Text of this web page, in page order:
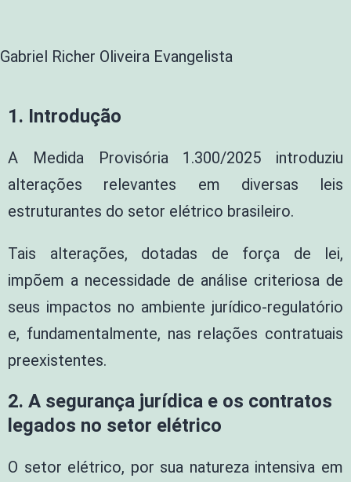
Gabriel Richer Oliveira Evangelista
1. Introdução
A Medida Provisória 1.300/2025 introduziu
alterações relevantes em diversas leis
estruturantes do setor elétrico brasileiro.
Tais alterações, dotadas de força de lei,
impõem a necessidade de análise criteriosa de
seus impactos no ambiente jurídico-regulatório
e, fundamentalmente, nas relações contratuais
preexistentes.
2. A segurança jurídica e os contratos
legados no setor elétrico
O setor elétrico, por sua natureza intensiva em